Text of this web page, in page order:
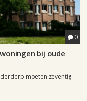
0
bij oude
moeten zeventig